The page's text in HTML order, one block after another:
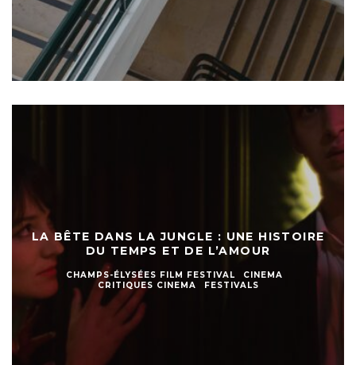
LA BÊTE DANS LA JUNGLE : UNE HISTOIRE
DU TEMPS ET DE L’AMOUR
CHAMPS-ÉLYSÉES FILM FESTIVAL
CINEMA
CRITIQUES CINEMA
FESTIVALS